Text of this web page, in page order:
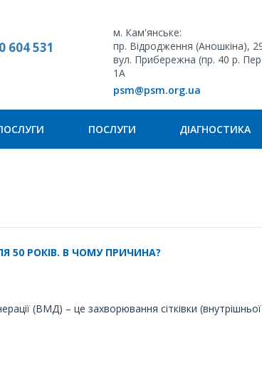
604 531
м. Кам'янське:
пр. Відродження (Аношкіна),
вул. Прибережна (пр. 40 р.
1А
psm@psm.org.ua
ПОСЛУГИ ДІАГНОСТИКА
50 РОКІВ. В ЧОМУ ПРИЧИНА?
(ВМД) – це захворювання сітківки